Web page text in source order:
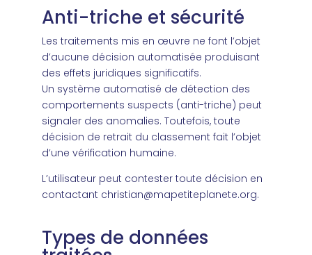
Anti-triche et sécurité
Les traitements mis en œuvre ne font l’objet
d’aucune décision automatisée produisant
des effets juridiques significatifs.
Un système automatisé de détection des
comportements suspects (anti-triche) peut
signaler des anomalies. Toutefois, toute
décision de retrait du classement fait l’objet
d’une vérification humaine.
L’utilisateur peut contester toute décision en
contactant christian@mapetiteplanete.org.
Types de données